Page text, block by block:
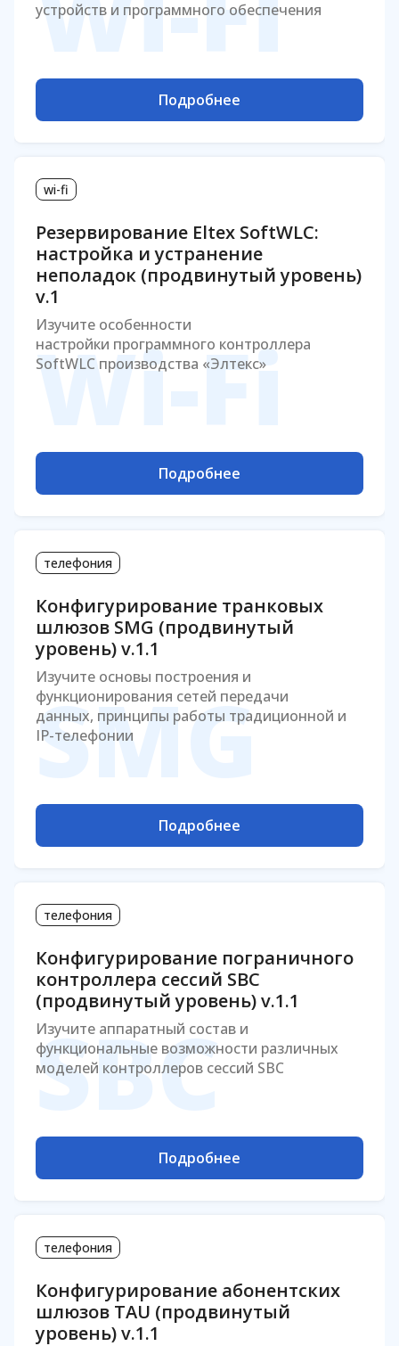
устройств и программного обеспечения
Подробнее
wi-fi
Резервирование Eltex SoftWLC:
настройка и устранение
неполадок (продвинутый уровень)
v.1
Изучите особенности
настройки программного контроллера
SoftWLC производства «Элтекс»
Подробнее
Wi-Fi
телефония
Конфигурирование транковых
шлюзов SMG (продвинутый
уровень) v.1.1
Изучите основы построения и
функционирования сетей передачи
данных, принципы работы традиционной и
IP-телефонии
Подробнее
SMG
телефония
Конфигурирование пограничного
контроллера сессий SBC
(продвинутый уровень) v.1.1
Изучите аппаратный состав и
функциональные возможности различных
моделей контроллеров сессий SBC
Подробнее
SBC
телефония
Конфигурирование абонентских
шлюзов TAU (продвинутый
уровень) v.1.1